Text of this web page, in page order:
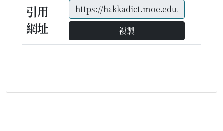
引用
網址
複製